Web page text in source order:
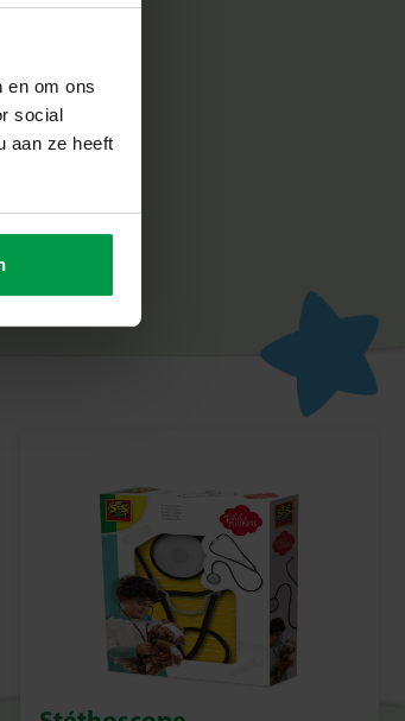
en om ons
social
aan ze heeft
aux normes de sécurité européennes les
et conçus pour rendre les enfants fiers de